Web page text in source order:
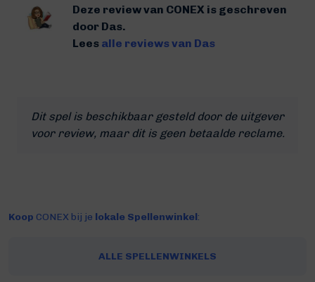
Deze review van CONEX is geschreven
door Das.
Lees alle reviews van Das
Dit spel is beschikbaar gesteld door de uitgever
voor review, maar dit is geen betaalde reclame.
Koop CONEX bij je lokale Spellenwinkel:
ALLE SPELLENWINKELS